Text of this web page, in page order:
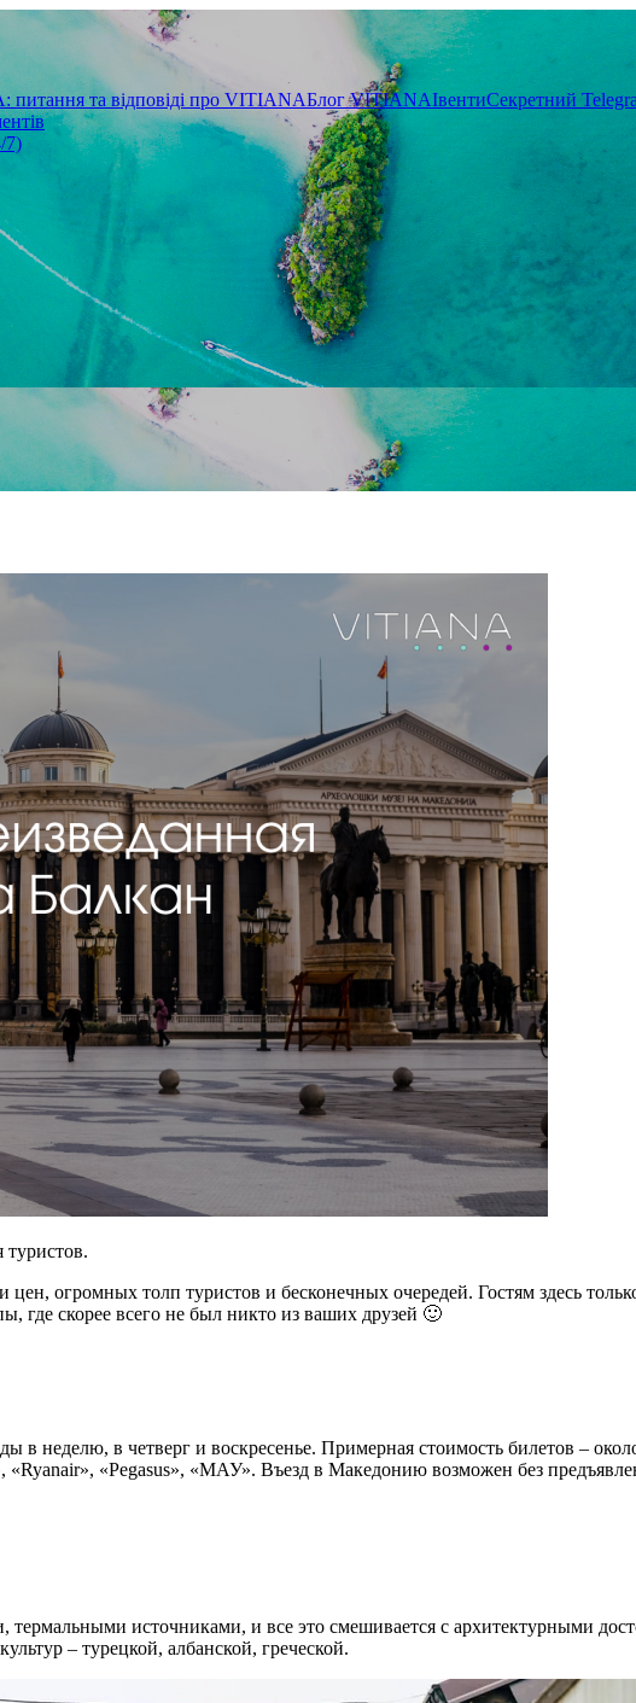
питання та відповіді про VITIANAБлог VITIANAІвентиСекретний
7)
огромных толп туристов и бесконечных очередей. Гостям здесь
где скорее всего не был никто из ваших друзей 🙂
в неделю, в четверг и воскресенье. Примерная стоимость билетов –
«Pegasus», «МАУ». Въезд в Македонию возможен без
источниками, и все это смешивается с архитектурными
– турецкой, албанской, греческой.